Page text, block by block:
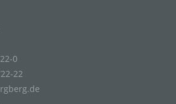
0
22
identifizierte oder identifizierbare
(im Folgenden „betroffene
Als identifizierbar wird eine
angesehen, die direkt oder
mittels Zuordnung zu einer
Namen, zu einer
Standortdaten, zu einer Online-
einem oder mehreren